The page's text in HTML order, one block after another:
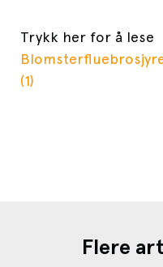
Trykk her for å lese
(1)
Flere